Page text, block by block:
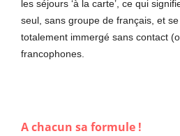
les séjours ‘à la carte’, ce qui
seul, sans groupe de français, et
totalement immergé sans contact
francophones.
A chacun sa formule !